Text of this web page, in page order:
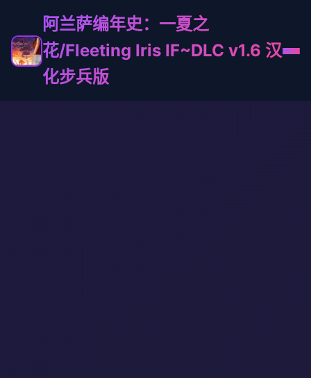
阿兰萨编年史：一夏之
花/Fleeting Iris IF~DLC v1.6 汉
化步兵版